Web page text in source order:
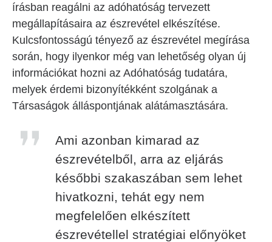
írásban reagálni az adóhatóság tervezett
megállapításaira az észrevétel elkészítése.
Kulcsfontosságú tényező az észrevétel megírása
során, hogy ilyenkor még van lehetőség olyan új
információkat hozni az Adóhatóság tudatára,
melyek érdemi bizonyítékként szolgának a
Társaságok álláspontjának alátámasztására.
Ami azonban kimarad az
észrevételből, arra az eljárás
későbbi szakaszában sem lehet
hivatkozni, tehát egy nem
megfelelően elkészített
észrevétellel stratégiai előnyöket